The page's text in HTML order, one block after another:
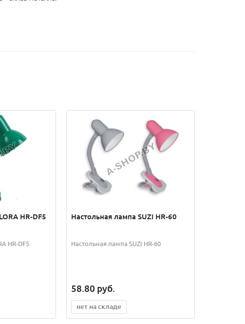
HR-DF5
HR-DF5
Настольная лампа SUZI HR-60
Настольная лампа SUZI HR-60
58.80 руб.
нет на складе